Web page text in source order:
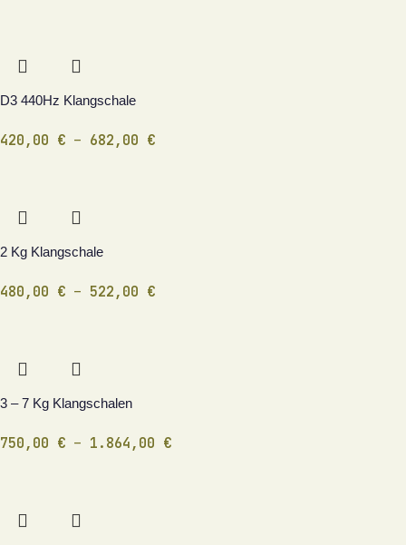
D3 440Hz Klangschale
420,00 € – 682,00 €
2 Kg Klangschale
480,00 € – 522,00 €
3 – 7 Kg Klangschalen
750,00 € – 1.864,00 €